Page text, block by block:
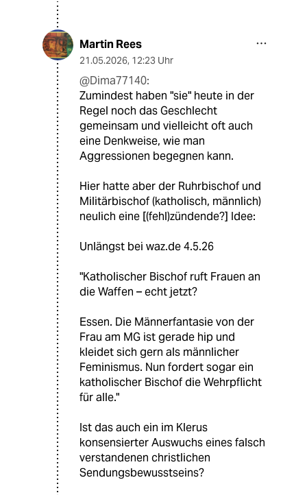
Martin Rees
21.05.2026, 12:23 Uhr
@Dima77140:
Zumindest haben "sie" heute in der
Regel noch das Geschlecht
gemeinsam und vielleicht oft auch
eine Denkweise, wie man
Aggressionen begegnen kann.
Hier hatte aber der Ruhrbischof und
Militärbischof (katholisch, männlich)
neulich eine [(fehl)zündende?] Idee:
Unlängst bei waz.de 4.5.26
"Katholischer Bischof ruft Frauen an
die Waffen – echt jetzt?
Essen. Die Männerfantasie von der
Frau am MG ist gerade hip und
kleidet sich gern als männlicher
Feminismus. Nun fordert sogar ein
katholischer Bischof die Wehrpflicht
für alle."
Ist das auch ein im Klerus
konsensierter Auswuchs eines falsch
verstandenen christlichen
Sendungsbewusstseins?